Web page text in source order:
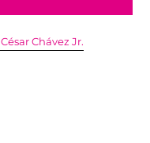
Chávez Jr.